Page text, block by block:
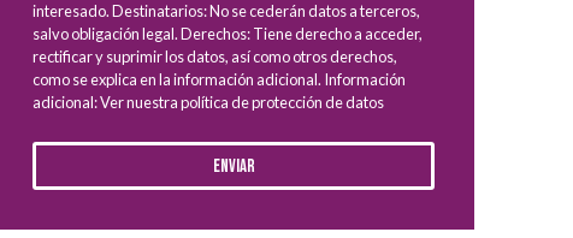
interesado. Destinatarios: No se cederán datos a terceros,
salvo obligación legal. Derechos: Tiene derecho a acceder,
rectificar y suprimir los datos, así como otros derechos,
como se explica en la información adicional. Información
adicional: Ver nuestra política de protección de datos
Enviar